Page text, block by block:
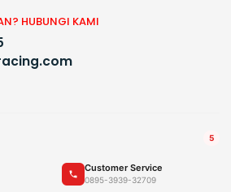
HUBUNGI KAMI
5
Customer Service
0895-3939-32709